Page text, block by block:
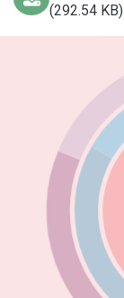
(292.54 KB)